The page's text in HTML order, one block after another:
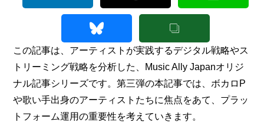
この記事は、アーティストが実践するデジタル戦略やス
トリーミング戦略を分析した、Music Ally Japanオリジ
ナル記事シリーズです。第三弾の本記事では、ボカロP
や歌い手出身のアーティストたちに焦点をあて、プラッ
トフォーム運用の重要性を考えていきます。